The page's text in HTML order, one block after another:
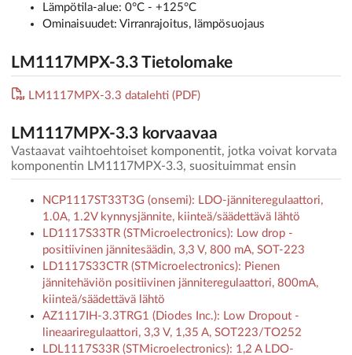
Lämpötila-alue: 0°C - +125°C
Ominaisuudet: Virranrajoitus, lämpösuojaus
LM1117MPX-3.3 Tietolomake
LM1117MPX-3.3 datalehti (PDF)
LM1117MPX-3.3 korvaavaa
Vastaavat vaihtoehtoiset komponentit, jotka voivat korvata
komponentin LM1117MPX-3.3, suosituimmat ensin
NCP1117ST33T3G (onsemi): LDO-jänniteregulaattori,
1.0A, 1.2V kynnysjännite, kiinteä/säädettävä lähtö
LD1117S33TR (STMicroelectronics): Low drop -
positiivinen jännitesäädin, 3,3 V, 800 mA, SOT-223
LD1117S33CTR (STMicroelectronics): Pienen
jännitehäviön positiivinen jänniteregulaattori, 800mA,
kiinteä/säädettävä lähtö
AZ1117IH-3.3TRG1 (Diodes Inc.): Low Dropout -
lineaariregulaattori, 3,3 V, 1,35 A, SOT223/TO252
LDL1117S33R (STMicroelectronics): 1,2 A LDO-